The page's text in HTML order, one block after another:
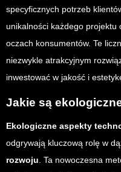
specyficznych potrzeb
unikalności każdego projektu
oczach konsumentów. Te
niezwykle atrakcyjnym
inwestować w jakość i
Jakie są
Ekologiczne aspekty
odgrywają kluczową rolę w
rozwoju . Ta nowoczesna